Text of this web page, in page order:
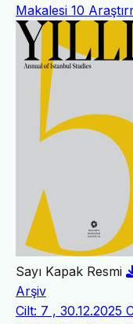
Makalesi 10
Sayı Kapak Resmi
Arşiv
Cilt: 7 , 30.12.2025